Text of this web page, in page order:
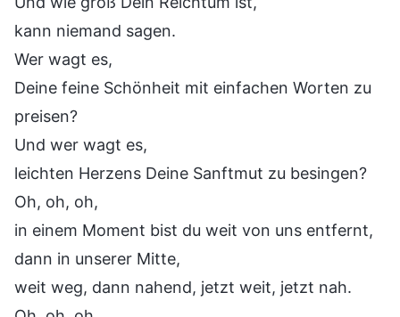
kann niemand sagen.
Wer wagt es,
Deine feine Schönheit mit einfachen Worten zu
preisen?
Und wer wagt es,
leichten Herzens Deine Sanftmut zu besingen?
Oh, oh, oh,
in einem Moment bist du weit von uns entfernt,
dann in unserer Mitte,
weit weg, dann nahend, jetzt weit, jetzt nah.